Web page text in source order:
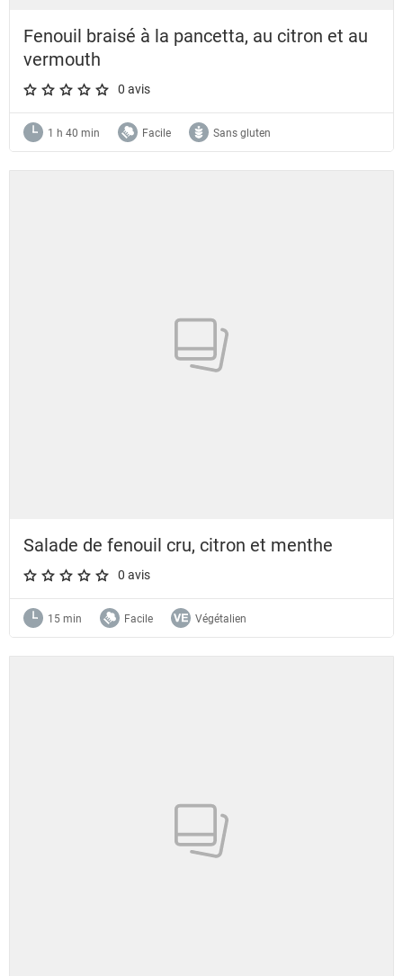
Fenouil braisé à la pancetta, au citron et au
vermouth
A star rating of 0 out of 5.
0 avis
1 h 40 min Facile Sans gluten
Salade de fenouil cru, citron et menthe
A star rating of 0 out of 5.
0 avis
15 min Facile Végétalien